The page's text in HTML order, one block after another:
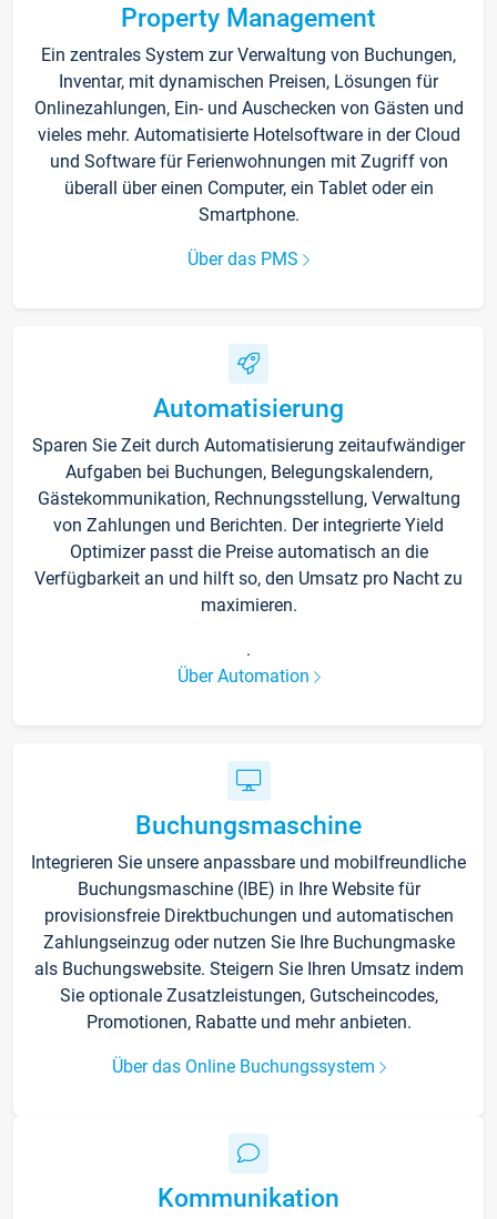
Property Management
Ein zentrales System zur Verwaltung von Buchungen,
Inventar, mit dynamischen Preisen, Lösungen für
Onlinezahlungen, Ein- und Auschecken von Gästen und
vieles mehr. Automatisierte Hotelsoftware in der Cloud
und Software für Ferienwohnungen mit Zugriff von
überall über einen Computer, ein Tablet oder ein
Smartphone.
Über das PMS
Automatisierung
Sparen Sie Zeit durch Automatisierung zeitaufwändiger
Aufgaben bei Buchungen, Belegungskalendern,
Gästekommunikation, Rechnungsstellung, Verwaltung
von Zahlungen und Berichten. Der integrierte Yield
Optimizer passt die Preise automatisch an die
Verfügbarkeit an und hilft so, den Umsatz pro Nacht zu
maximieren.
.
Über Automation
Buchungsmaschine
Integrieren Sie unsere anpassbare und mobilfreundliche
Buchungsmaschine (IBE) in Ihre Website für
provisionsfreie Direktbuchungen und automatischen
Zahlungseinzug oder nutzen Sie Ihre Buchungmaske
als Buchungswebsite. Steigern Sie Ihren Umsatz indem
Sie optionale Zusatzleistungen, Gutscheincodes,
Promotionen, Rabatte und mehr anbieten.
Über das Online Buchungssystem
Kommunikation